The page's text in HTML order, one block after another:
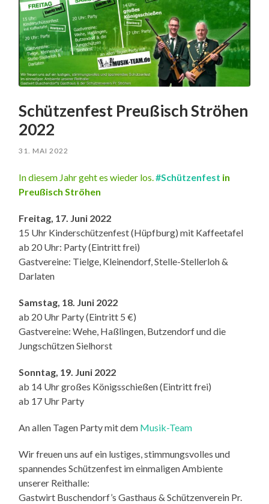
Schützenfest Preußisch Ströhen
2022
31. MAI 2022
In diesem Jahr geht es wieder los.#Schützenfest in
Preußisch Ströhen
Freitag, 17. Juni 2022
15 Uhr Kinderschützenfest (Hüpfburg) mit Kaffeetafel
ab 20 Uhr: Party (Eintritt frei)
Gastvereine: Tielge, Kleinendorf, Stelle-Stellerloh &
Darlaten
Samstag, 18. Juni 2022
ab 20 Uhr Party (Eintritt 5 €)
Gastvereine: Wehe, Haßlingen, Butzendorf und die
Jungschützen Sielhorst
Sonntag, 19. Juni 2022
ab 14 Uhr großes Königsschießen (Eintritt frei)
ab 17 Uhr Party
An allen Tagen Party mit dem Musik-Team
Wir freuen uns auf ein lustiges, stimmungsvolles und
spannendes Schützenfest im einmaligen Ambiente
unserer Reithalle:
Gastwirt Buschendorf’s Gasthaus & Schützenverein Pr.